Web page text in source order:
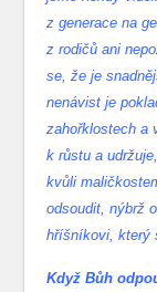
z generace na
z rodičů ani
se, že je
nenávist je
zahořklostech a
k růstu a
kvůli
odsoudit, nýbrž
hříšníkovi, který
Když Bůh